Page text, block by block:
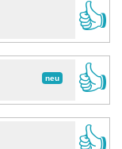
👍
neu
👍